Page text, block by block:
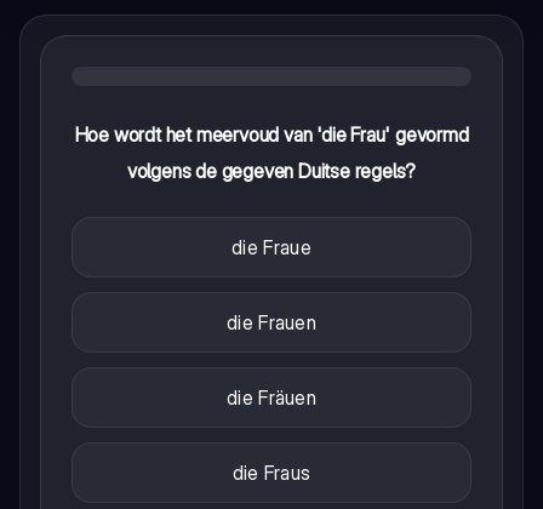
Hoe wordt het meervoud van 'die Frau' gevormd
volgens de gegeven Duitse regels?
die Fraue
die Frauen
die Fräuen
die Fraus